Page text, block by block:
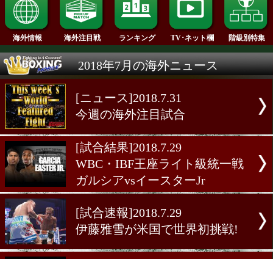
海外情報 海外注目戦 ランキング TV･ネット欄
2018年7月の海外ニュース
[ニュース]2018.7.31
今週の海外注目試合
[試合結果]2018.7.29
WBC・IBF王座ライト級統
ガルシアvsイースターJr